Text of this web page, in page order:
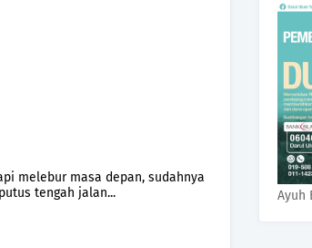
melebur masa depan, sudahnya
tengah jalan...
Ayuh